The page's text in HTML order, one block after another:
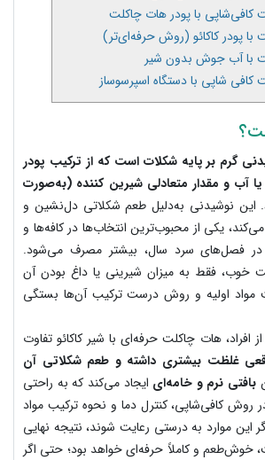
کافی‌شاپی با پودر هات چاکلت
با پودر کاکائو (روش حرفه‌ای‌تر)
با آب جوش بدون شیر
کافی شاپی با دستگاه اسپرسوساز
گرم بر پایه شکلات است که از ترکیب پودر
یا آب و مقدار متعادلی شیرین کننده (به‌صورت
. این نوشیدنی به‌دلیل طعم شکلاتی دل‌نشین و
یکی از محبوب‌ترین انتخاب‌ها در کافه‌ها و
در فصل‌های سرد سال، بیشتر مصرف می‌شود.
فقط به میزان شیرینی یا داغ بودن آن
مواد اولیه و روش درست ترکیب آن‌ها بستگی
افراد، هات چاکلت حرفه‌ای با شیر کاکائو تفاوت
غلظت بیشتری داشته و طعم شکلاتی آن
بافتی نرم و خامه‌ای ایجاد می‌کند که به‌ راحتی
کافی‌شاپی، کنترل دما و نحوه ترکیب مواد
این موارد به‌ درستی رعایت شوند، نتیجه نهایی
و کاملاً حرفه‌ای خواهد بود؛ حتی اگر